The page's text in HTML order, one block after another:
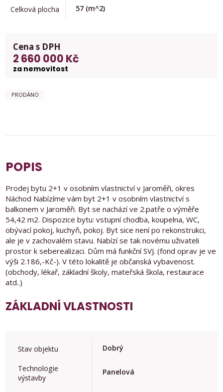
Celková plocha 57 (m^2)
Cena s DPH
2 660 000 Kč
za nemovitost
PRODÁNO
POPIS
Prodej bytu 2+1 v osobním vlastnictví v Jaroměři, okres
Náchod Nabízíme vám byt 2+1 v osobním vlastnictví s
balkonem v Jaroměři. Byt se nachází ve 2.patře o výměře
54,42 m2. Dispozice bytu: vstupní chodba, koupelna, WC,
obývací pokoj, kuchyň, pokoj. Byt sice není po rekonstrukci,
ale je v zachovalém stavu. Nabízí se tak novému uživateli
prostor k seberealizaci. Dům má funkční SVJ. (fond oprav je ve
výši 2.186,-Kč-). V této lokalitě je občanská vybavenost.
(obchody, lékař, základní školy, mateřská škola, restaurace
atd..)
ZÁKLADNÍ VLASTNOSTI
Stav objektu Dobrý
Technologie
výstavby
Panelová